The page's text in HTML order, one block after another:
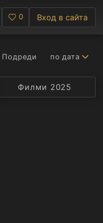
Любими
0 Вход в сайта
Подреди по дата
Превод Актьор
Филми 2025